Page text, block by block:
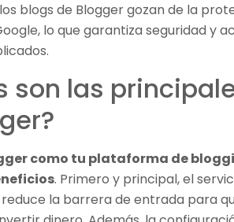
blogs de Blogger gozan de la
lo que garantiza seguridad y
son las
como tu plataforma de
. Primero y principal, el
la barrera de entrada para